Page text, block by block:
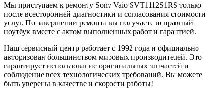
Мы приступаем к ремонту Sony Vaio SVT1112S1RS только
после всесторонней диагностики и согласования стоимости
услуг. По завершении ремонта вы получаете исправный
ноутбук вместе с актом выполненных работ и гарантией.
Наш сервисный центр работает с 1992 года и официально
авторизован большинством мировых производителей. Это
гарантирует использование оригинальных запчастей и
соблюдение всех технологических требований. Вы можете
быть уверены в качестве и скорости работы!